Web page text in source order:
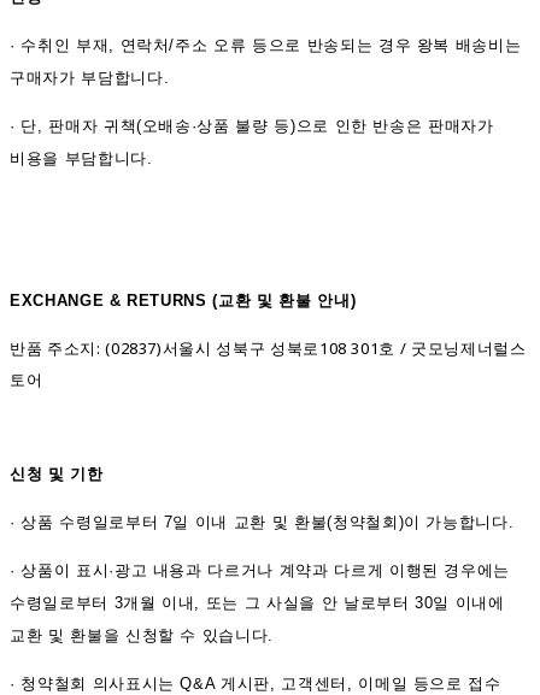
· 수취인 부재, 연락처/주소 오류 등으로 반송되는 경우 왕복 배송비는
구매자가 부담합니다.
· 단, 판매자 귀책(오배송·상품 불량 등)으로 인한 반송은 판매자가
비용을 부담합니다.
EXCHANGE & RETURNS (교환 및 환불 안내)
반품 주소지: (02837)서울시 성북구 성북로108 301호 / 굿모닝제너럴스
토어
신청 및 기한
·상품 수령일로부터 7일 이내 교환 및 환불(청약철회)이 가능합니다.
·상품이 표시·광고 내용과 다르거나 계약과 다르게 이행된 경우에는
수령일로부터 3개월 이내, 또는 그 사실을 안 날로부터 30일 이내에
교환 및 환불을 신청할 수 있습니다.
· 청약철회 의사표시는 Q&A 게시판, 고객센터, 이메일 등으로 접수